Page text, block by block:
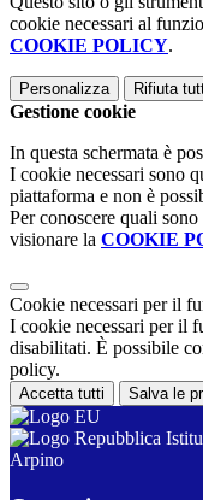
cookie necessari al
COOKIE POLICY.
Personalizza Rifiuta
Gestione cookie
In questa schermata è
I cookie necessari sono
piattaforma e non è
Per conoscere quali
visionare la COOKIE
Cookie necessari per il
I cookie necessari per il
disabilitati. È possibile
policy.
Accetta tutti Salva le
Arpino